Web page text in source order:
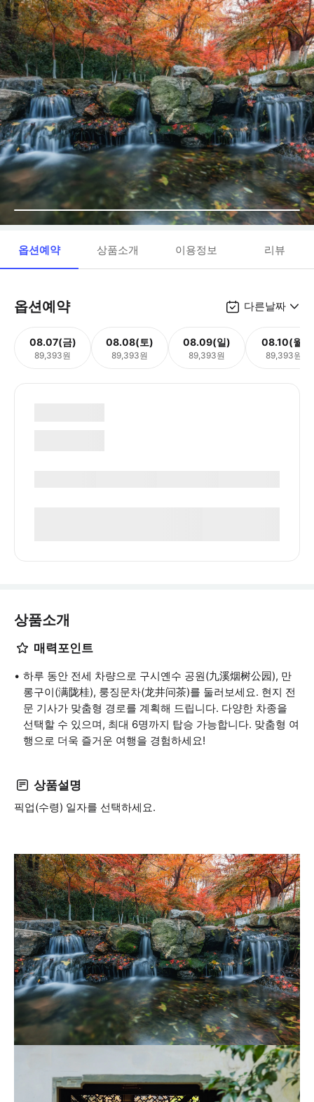
옵션예약 상품소개 이용정보 리뷰
옵션예약 다른날짜
08.07(금)
89,393원
08.08(토)
89,393원
08.09(일)
89,393원
08.10(월)
89,393원
상품소개
매력포인트
하루 동안 전세 차량으로 구시옌수 공원(九溪烟树公园), 만
롱구이(满陇桂), 룽징문차(龙井问茶)를 둘러보세요. 현지 전
문 기사가 맞춤형 경로를 계획해 드립니다. 다양한 차종을
선택할 수 있으며, 최대 6명까지 탑승 가능합니다. 맞춤형 여
행으로 더욱 즐거운 여행을 경험하세요!
상품설명
픽업(수령) 일자를 선택하세요.